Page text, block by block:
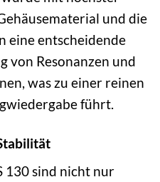
und die
eine entscheidende
von Resonanzen und
was zu einer reinen
führt.
130 sind nicht nur